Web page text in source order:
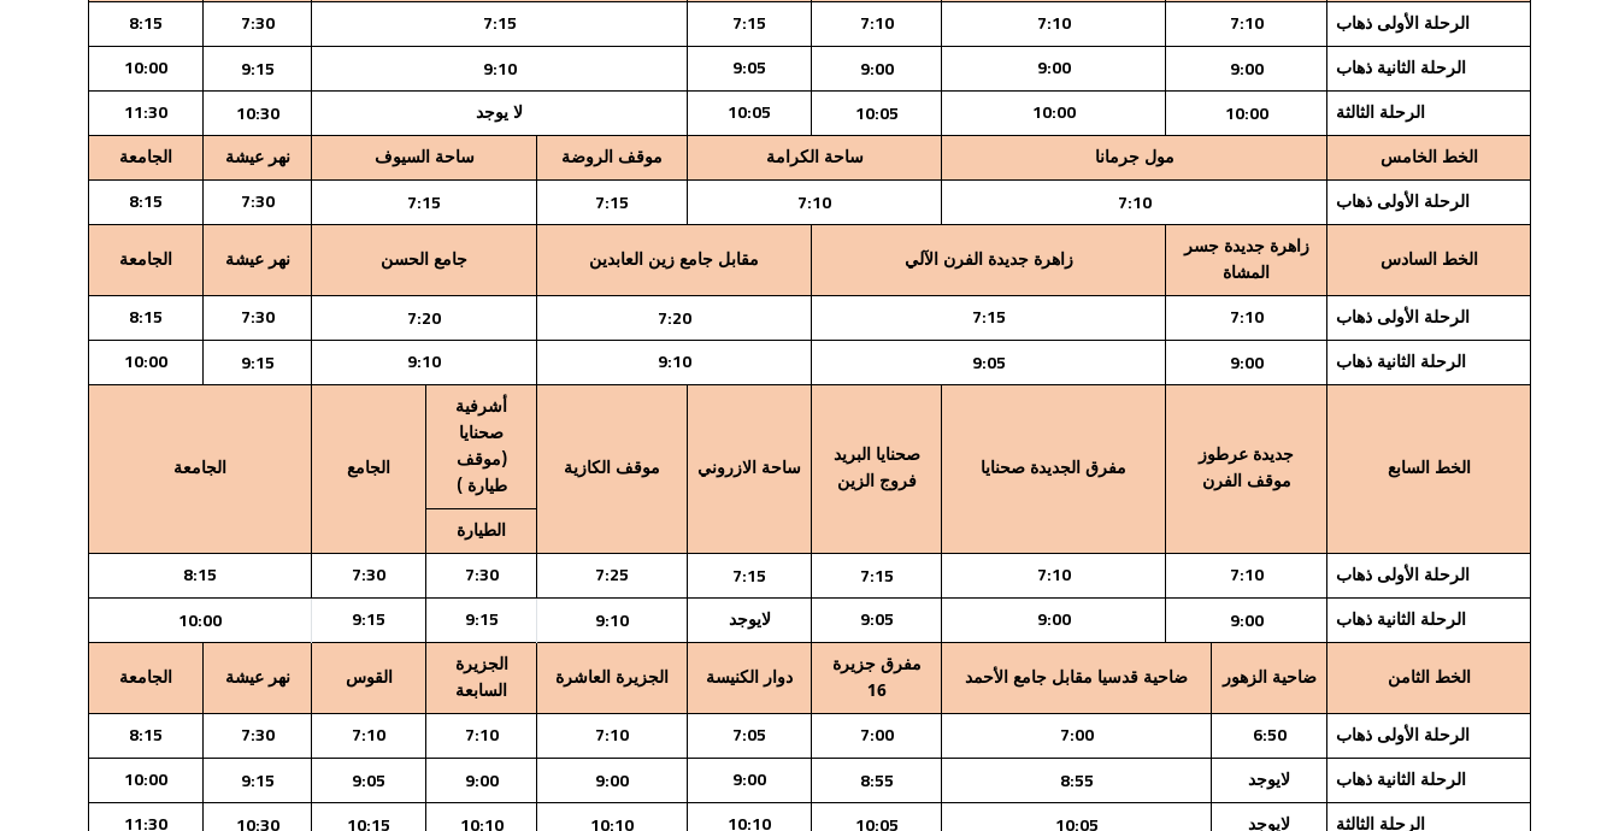
الرحلة الأولى ذهاب 7:10
7:10
7:10
7:15
7:15
7:30
8:15
الرحلة الثانية ذهاب 9:00
9:00
9:00
9:05
9:10
9:15
10:00
الرحلة الثالثة 10:00
10:00
10:05
10:05 لا يوجد 10:30
11:30
الخط الخامس مول جرمانا ساحة الكرامة موقف الروضة ساحة السيوف نهر عيشة
الجامعة
الرحلة الأولى ذهاب
7:10
7:10
7:15
7:15
7:30
8:15
الخط السادس
زاهرة جديدة جسر
المشاة
زاهرة جديدة الفرن الآلي مقابل جامع زين العابدين جامع الحسن نهر عيشة الجامعة
الرحلة الأولى ذهاب 7:10
7:15
7:20
7:20
7:30
8:15
الرحلة الثانية ذهاب 9:00
9:05
9:10
9:10
9:15
10:00
الخط السابع
جديدة عرطوز
موقف الفرن
مفرق الجديدة صحنايا
صحنايا البريد
فروج الزين
ساحة الازروني موقف الكازية
أشرفية
صحنايا
(موقف
طيارة )
الجامع الجامعة
الطيارة
الرحلة الأولى ذهاب
7:10
7:10
7:15
7:15
7:25
7:30
7:30
8:15
الرحلة الثانية ذهاب 9:00
9:00
9:05 لايوجد 9:10
9:15
9:15
10:00
الخط الثامن ضاحية الزهور ضاحية قدسيا مقابل جامع الأحمد
مفرق جزيرة
16
دوار الكنيسة الجزيرة العاشرة
الجزيرة
السابعة
القوس نهر عيشة الجامعة
الرحلة الأولى ذهاب 6:50
7:00
7:00
7:05
7:10
7:10
7:10
7:30
8:15
الرحلة الثانية ذهاب لايوجد 8:55
8:55
9:00
9:00
9:00
9:05
9:15
10:00
الرحلة الثالثة لايوجد 10:10
11:30